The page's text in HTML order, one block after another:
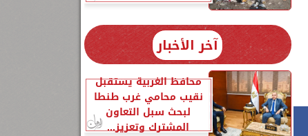
آخر الأخبار
محافظ الغربية يستقبل
نقيب محامي غرب طنطا
لبحث سبل التعاون
المشترك وتعزيز...